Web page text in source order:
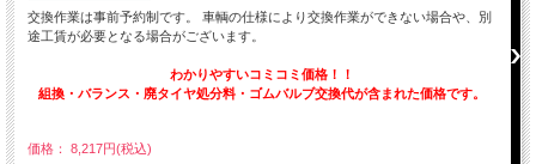
交換作業は事前予約制です。 車輌の仕様により交換作業ができない場合や、別
途工賃が必要となる場合がございます。
わかりやすいコミコミ価格！！
組換・バランス・廃タイヤ処分料・ゴムバルブ交換代が含まれた価格です。
価格： 8,217円(税込)